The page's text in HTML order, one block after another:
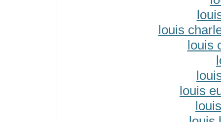
louis
louis
louis